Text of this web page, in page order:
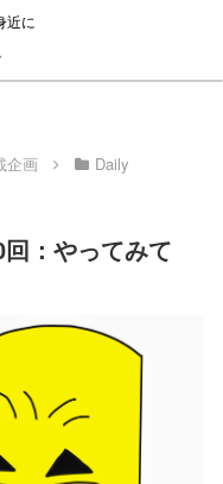
近に
企画
Daily
：やってみて